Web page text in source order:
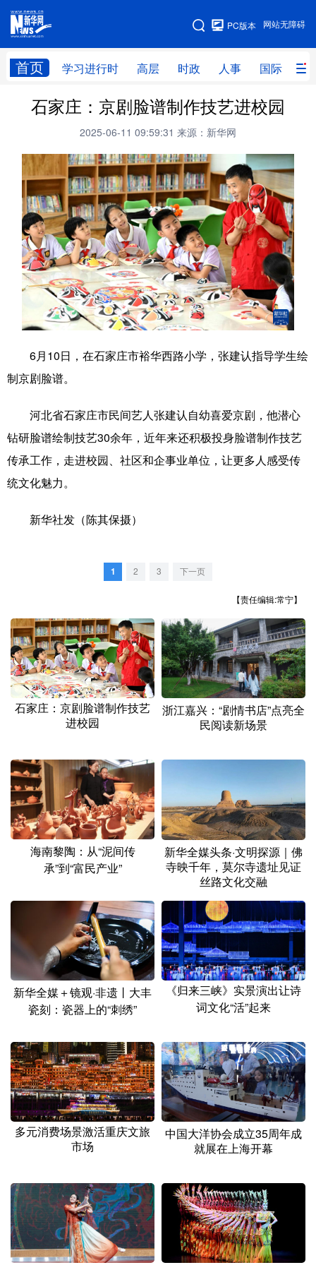
网站无障碍
PC版本
首页 学习进行时 高层 时政 人事 国际 财
网站地图
学习进行时 高层 时政 人事
财经 网评
台湾 思客智库 全球连线 教育
科技 科创 量子 体育
文化 书画 健康 军事
访谈 视频 图片 政务
法律 中央文件 金融 汽车
食品 人居 信息化 数字经济
城市
公益 一带一路 亚太网 上市公司
文化产业
地方频道
吉林 上海
江西
山东 河南 湖北 湖南
广东 广西 海南 重庆
四川 贵州 云南 西藏
青海 宁夏
多语种频道
English Español Français عربى
Русский язык 日本語 한국어
石家庄：京剧脸谱制作技艺进校园
2025-06-11 09:59:31 来源：新华网
6月10日，在石家庄市裕华西路小学，张建认指导学生绘
制京剧脸谱。
河北省石家庄市民间艺人张建认自幼喜爱京剧，他潜心
钻研脸谱绘制技艺30余年，近年来还积极投身脸谱制作技艺
传承工作，走进校园、社区和企事业单位，让更多人感受传
统文化魅力。
新华社发（陈其保摄）
1 2 3 下一页
【责任编辑:常宁】
石家庄：京剧脸谱制作技艺
进校园
浙江嘉兴：“剧情书店”点亮全
民阅读新场景
海南黎陶：从“泥间传
承”到“富民产业”
新华全媒头条·文明探源｜佛
寺映千年，莫尔寺遗址见证
丝路文化交融
新华全媒＋镜观·非遗丨大丰
瓷刻：瓷器上的“刺绣”
《归来三峡》实景演出让诗
词文化“活”起来
多元消费场景激活重庆文旅
市场
中国大洋协会成立35周年成
就展在上海开幕